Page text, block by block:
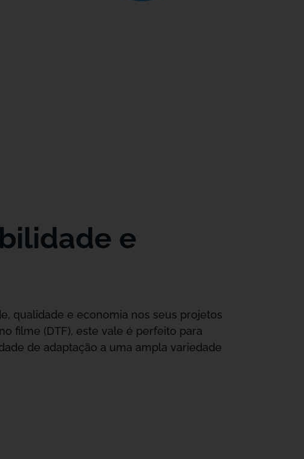
e
qualidade e economia nos seus projetos
filme (DTF), este vale é perfeito para
de adaptação a uma ampla variedade